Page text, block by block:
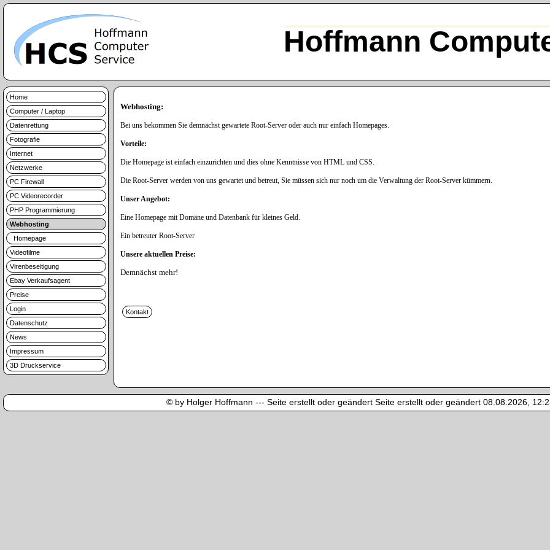
Hoffmann
Home
Computer / Laptop
Datenrettung
Fotografie
Internet
Netzwerke
PC Firewall
PC Videorecorder
PHP Programmierung
Webhosting
Homepage
Videofilme
Virenbeseitigung
Ebay Verkaufsagent
Preise
Login
Datenschutz
News
Impressum
3D Druckservice
Webhosting:
Bei uns bekommen Sie demnächst gewartete Root-Server oder auch nur einfach Homepages.
Vorteile:
Die Homepage ist einfach einzurichten und dies ohne Kenntnisse von HTML und CSS.
Die Root-Server werden von uns gewartet und betreut, Sie müssen sich nur noch um die Verwaltung der Root-Server kümmern.
Unser Angebot:
Eine Homepage mit Domäne und Datenbank für kleines Geld.
Ein betreuter Root-Server
Unsere aktuellen Preise:
Demnächst mehr!
© by Holger Hoffmann --- Seite erstellt oder geändert Seite erstellt oder geändert 08.08.2026,